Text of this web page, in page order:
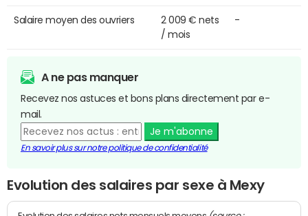
Salaire moyen des ouvriers
2 009 € nets
/ mois
-
A ne pas manquer
Recevez nos astuces et bons plans directement par e-
mail.
Je m'abonne
En savoir plus sur notre politique de confidentialité
Evolution des salaires par sexe à Mexy